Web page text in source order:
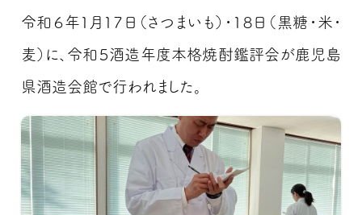
令和６年１月１７日（さつまいも）・１８日（黒糖・米・
麦）に、令和５酒造年度本格焼酎鑑評会が鹿児島
県酒造会館で行われました。